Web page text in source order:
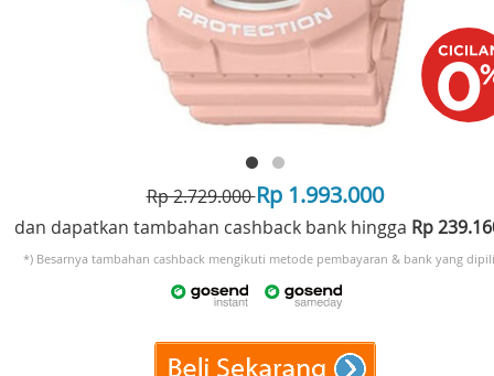
Rp 2.729.000Rp 1.993.000
dan dapatkan tambahan cashback bank hingga Rp
*) Besarnya tambahan cashback mengikuti metode pembayaran & bank yang